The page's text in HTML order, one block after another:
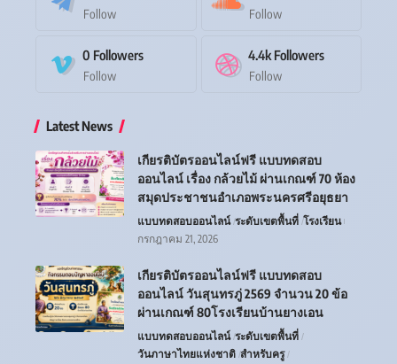
Follow Follow
0 Followers
Follow
4.4k Followers
Follow
Latest News
เกียรติบัตรออนไลน์ฟรี แบบทดสอบ
ออนไลน์ เรื่อง กล้วยไม้ ผ่านเกณฑ์ 70 ห้อง
สมุดประชาชนอำเภอพระนครศรีอยุธยา
แบบทดสอบออนไลน์ ระดับเขตพื้นที่ โรงเรียน
กรกฎาคม 21, 2026
เกียรติบัตรออนไลน์ฟรี แบบทดสอบ
ออนไลน์ วันสุนทรภู่ 2569 จำนวน 20 ข้อ
ผ่านเกณฑ์ 80โรงเรียนบ้านยางเอน
แบบทดสอบออนไลน์ ระดับเขตพื้นที่
วันภาษาไทยแห่งชาติ สำหรับครู